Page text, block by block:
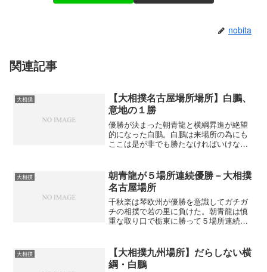
nobita
関連記事
大相撲
【大相撲名古屋場所場所】白鵬、
意地の１勝
優勝が決まった朝青龍と横綱昇進が絶望
的になった白鵬。白鵬は来場所の為にも
ここは是が非でも勝たなければいけない
た白鵬。左上手をガッチリとると、すか
さず寄るが朝青龍がコシを...
大相撲
朝青龍が５場所連続優勝－大相撲
名古屋場所
千秋楽は琴欧州が優勝を意識してガチガ
チの相撲で若の里に負けた。朝青龍は慎
重な取り口で栃東に勝って５場所連続優
防戦一方。なんとか、残したが最後には
勢いの差が出てしまった。今...
大相撲
【大相撲九州場所】だらしない横
綱・白鵬